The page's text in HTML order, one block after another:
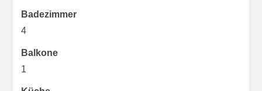
Badezimmer
4
Balkone
1